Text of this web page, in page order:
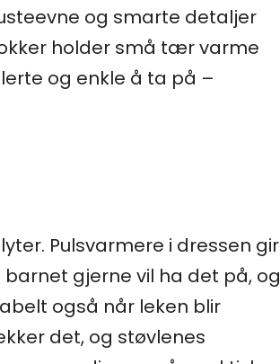
og smarte detaljer
holder små tær varme
og enkle å ta på –
Pulsvarmere i dressen gir
gjerne vil ha det på, og
også når leken blir
det, og støvlenes